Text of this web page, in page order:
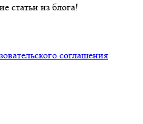
статьи из блога!
соглашения